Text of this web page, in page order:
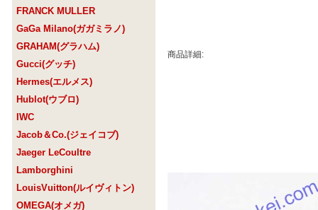
FRANCK MULLER
GaGa Milano(ガガミラノ)
GRAHAM(グラハム)
Gucci(グッチ)
Hermes(エルメス)
Hublot(ウブロ)
IWC
Jacob＆Co.(ジェイコブ)
Jaeger LeCoultre
Lamborghini
LouisVuitton(ルイヴィトン)
OMEGA(オメガ)
商品詳細: